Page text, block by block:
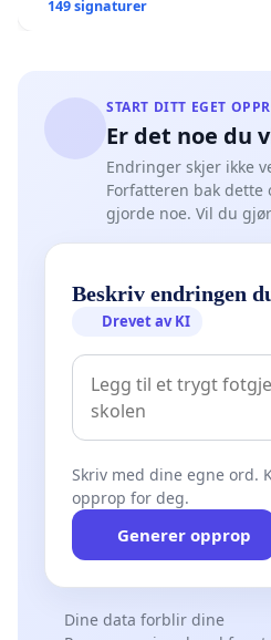
149 signaturer
START DITT EGET
Er det noe du
Endringer skjer ikke
Forfatteren bak dette
gjorde noe. Vil du
Beskriv endringen
Drevet av KI
Skriv med dine egne ord.
opprop for deg.
Generer opprop
Dine data forblir dine